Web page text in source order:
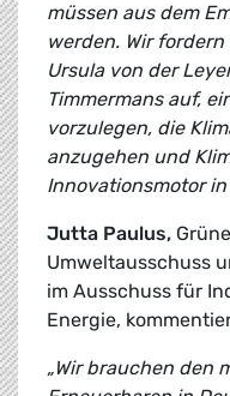
müssen aus dem
werden. Wir
Ursula von der
Timmermans auf,
vorzulegen, die
anzugehen und
Innovationsmotor in
Jutta Paulus,
Umweltausschuss
im Ausschuss für
Energie,
„Wir brauchen den